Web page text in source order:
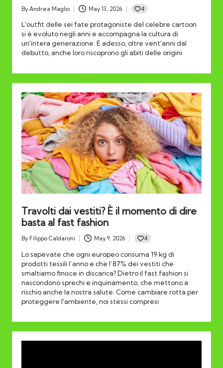
Posted
by
By Andrea Maglio May 13, 2026 4
L'outfit delle sei fate protagoniste del celebre cartoon
si è evoluto negli anni e accompagna la cultura di
un'intera generazione. E adesso, oltre vent'anni dal
debutto, anche loro riscoprono gli abiti delle origini
Travolti dai vestiti? È il momento di dire
basta al fast fashion
Posted
by
By Filippo Caldaroni May 9, 2026 4
Lo sapevate che ogni europeo consuma 19 kg di
prodotti tessili l’anno e che l’87% dei vestiti che
smaltiamo finisce in discarica? Dietro il fast fashion si
nascondono sprechi e inquinamento, che mettono a
rischio anche la nostra salute. Come cambiare rotta per
proteggere l'ambiente, noi stessi compresi